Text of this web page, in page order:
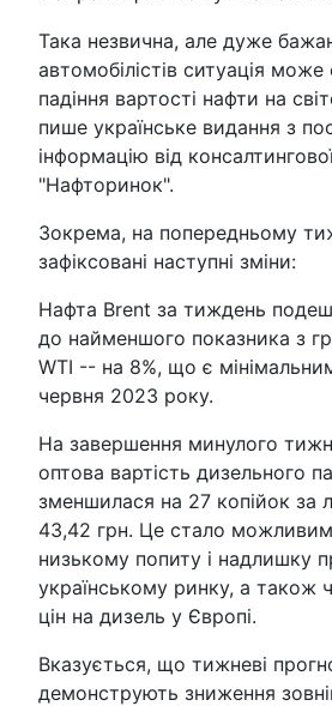
Така незвична, але дуже
автомобілістів ситуація
падіння вартості нафти на
пише українське видання з
інформацію від
"Нафторинок".
Зокрема, на попередньому
зафіксовані наступні зміни:
Нафта Brent за тиждень
до найменшого показника з
WTI -- на 8%, що є
червня 2023 року.
На завершення минулого
оптова вартість дизельного
зменшилася на 27 копійок за
43,42 грн. Це стало
низькому попиту і надлишку
українському ринку, а також
цін на дизель у Європі.
Вказується, що тижневі
демонструють зниження